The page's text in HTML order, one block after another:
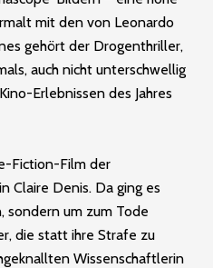
mit den von Leonardo
gehört der Drogenthriller,
auch nicht unterschwellig
Erlebnissen des Jahres
Fiction-Film der
Claire Denis. Da ging es
sondern um zum Tode
die statt ihre Strafe zu
Wissenschaftlerin